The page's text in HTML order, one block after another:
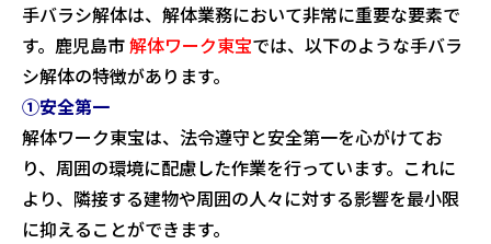
手バラシ解体は、解体業務において非常に重要な要素で
す。鹿児島市解体ワーク東宝では、以下のような手バラ
シ解体の特徴があります。
①安全第一
解体ワーク東宝は、法令遵守と安全第一を心がけてお
り、周囲の環境に配慮した作業を行っています。これに
より、隣接する建物や周囲の人々に対する影響を最小限
に抑えることができます。